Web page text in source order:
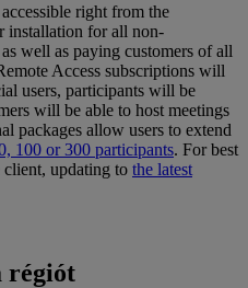
right from the
installation for all non-
well as paying customers of all
Access subscriptions will
users, participants will be
will be able to host meetings
packages allow users to extend
100 or 300 participants. For best
updating to the latest
régiót